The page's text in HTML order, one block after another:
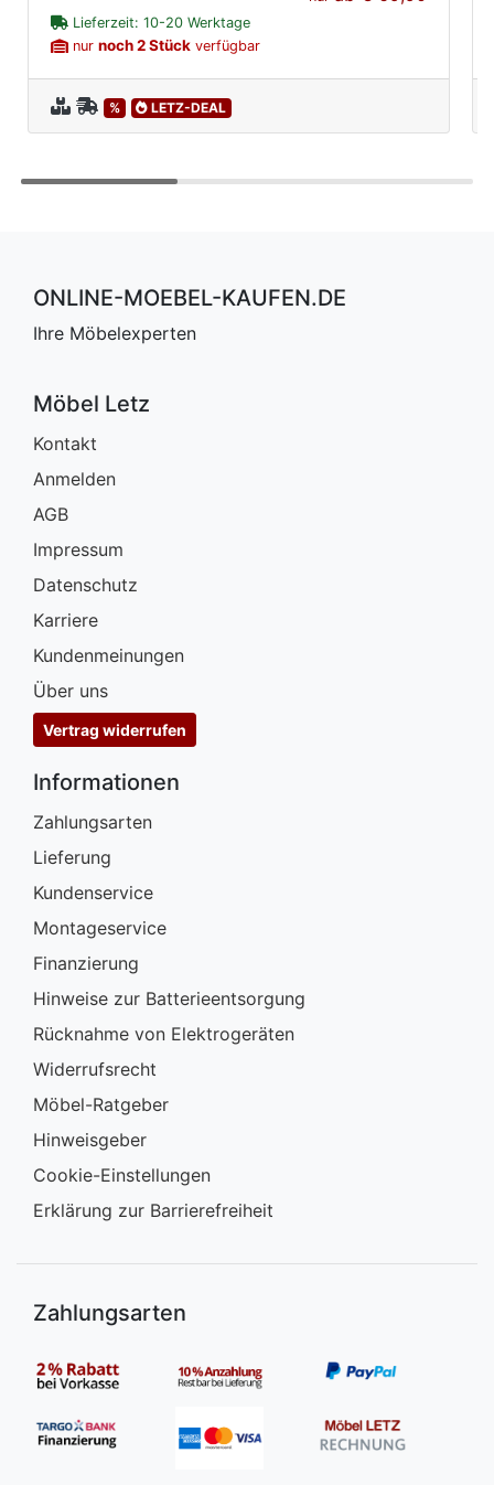
Lieferzeit: 10-20 Werktage
nur noch 2 Stück verfügbar
% LETZ-DEAL
ONLINE-MOEBEL-KAUFEN.DE
Ihre Möbelexperten
Möbel Letz
Kontakt
Anmelden
AGB
Impressum
Datenschutz
Karriere
Kundenmeinungen
Über uns
Vertrag widerrufen
Informationen
Zahlungsarten
Lieferung
Kundenservice
Montageservice
Finanzierung
Hinweise zur Batterieentsorgung
Rücknahme von Elektrogeräten
Widerrufsrecht
Möbel-Ratgeber
Hinweisgeber
Cookie-Einstellungen
Erklärung zur Barrierefreiheit
Zahlungsarten